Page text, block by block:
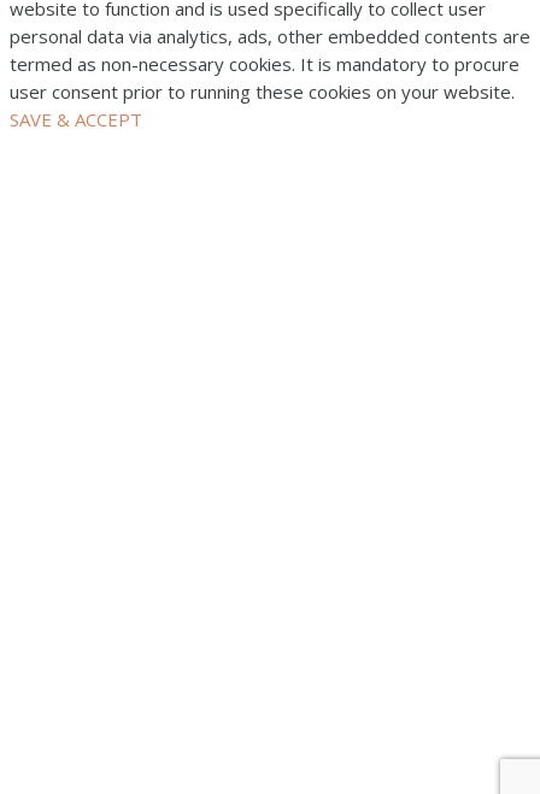
website to function and is used specifically to collect user
personal data via analytics, ads, other embedded contents are
termed as non-necessary cookies. It is mandatory to procure
user consent prior to running these cookies on your website.
SAVE & ACCEPT